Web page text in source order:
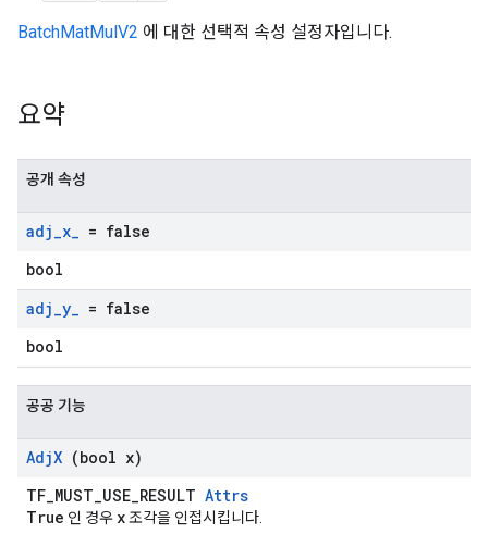
BatchMatMulV2 에 대한 선택적 속성 설정자입니다.
요약
공개 속성
adj_x_ = false
bool
adj_y_ = false
bool
공공 기능
AdjX (bool x)
TF_MUST_USE_RESULT Attrs
True 인 경우 x조각을 인접시킵니다.